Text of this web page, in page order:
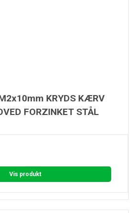
KRYDS KÆRV
FORZINKET STÅL
Vis produkt